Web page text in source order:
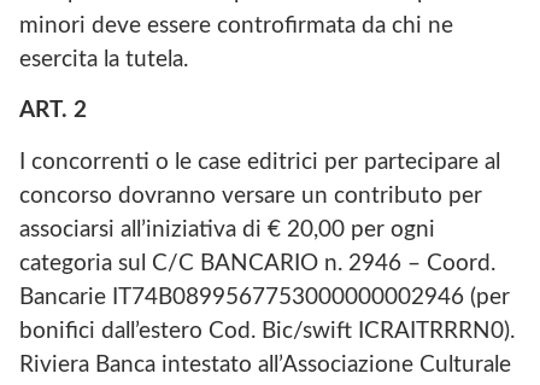
minori deve essere controfirmata da chi ne
esercita la tutela.
ART. 2
I concorrenti o le case editrici per partecipare al
concorso dovranno versare un contributo per
associarsi all’iniziativa di € 20,00 per ogni
categoria sul C/C BANCARIO n. 2946 – Coord.
Bancarie IT74B0899567753000000002946 (per
bonifici dall’estero Cod. Bic/swift ICRAITRRRN0).
Riviera Banca intestato all’Associazione Culturale